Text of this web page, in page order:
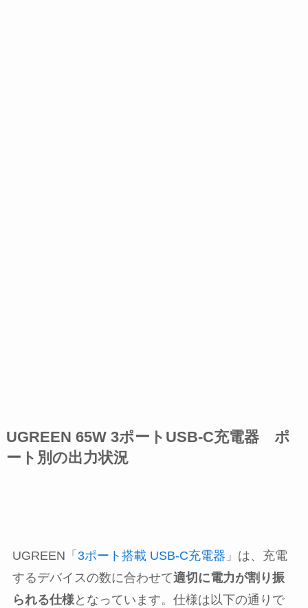
UGREEN 65W 3ポートUSB-C充電器 ポ
ート別の出力状況
UGREEN「 3ポート搭載 USB-C充電器 」は、充電
するデバイスの数に合わせて適切に電力が割り振
られる仕様となっています。仕様は以下の通りで